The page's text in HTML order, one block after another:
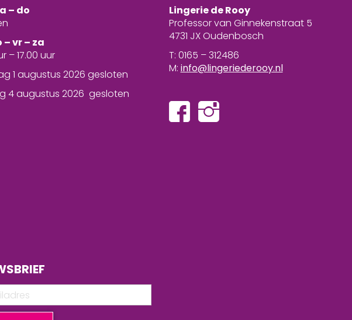
– do
– vr – za
– 17.00 uur
1 augustus 2026 gesloten
4 augustus 2026 gesloten
Lingerie de Rooy
Professor van Ginnekenstraat 5
4731 JX Oudenbosch
T: 0165 – 312486
M: info@lingeriederooy.nl